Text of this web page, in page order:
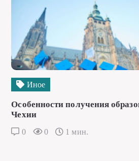
Иное
Особенности получения
Чехии
0 0 1 мин.